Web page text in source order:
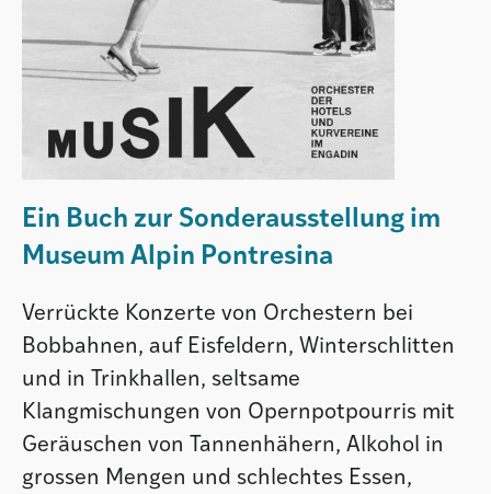
Ein Buch zur Sonderausstellung im
Museum Alpin Pontresina
Verrückte Konzerte von Orchestern bei
Bobbahnen, auf Eisfeldern, Winterschlitten
und in Trinkhallen, seltsame
Klangmischungen von Opernpotpourris mit
Geräuschen von Tannenhähern, Alkohol in
grossen Mengen und schlechtes Essen,